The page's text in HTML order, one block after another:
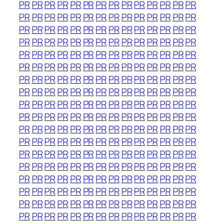
PRPRPRPRPR PRPRPRPRPRPRPR PRPR
PRPRPRPRPR PRPRPRPRPRPRPR PRPR
PRPRPRPRPR PRPRPRPRPRPRPR PRPR
PRPRPRPRPR PRPRPRPRPRPRPR PRPR
PRPRPRPRPR PRPRPRPRPRPRPR PRPR
PRPRPRPRPR PRPRPRPRPRPRPR PRPR
PRPRPRPRPR PRPRPRPRPRPRPR PRPR
PRPRPRPRPR PRPRPRPRPRPRPR PRPR
PRPRPRPRPR PRPRPRPRPRPRPR PRPR
PRPRPRPRPR PRPRPRPRPRPRPR PRPR
PRPRPRPRPR PRPRPRPRPRPRPR PRPR
PRPRPRPRPR PRPRPRPRPRPRPR PRPR
PRPRPRPRPR PRPRPRPRPRPRPR PRPR
PRPRPRPRPR PRPRPRPRPRPRPR PRPR
PRPRPRPRPR PRPRPRPRPRPRPR PRPR
PRPRPRPRPR PRPRPRPRPRPRPR PRPR
PRPRPRPRPR PRPRPRPRPRPRPR PRPR
PRPRPRPRPR PRPRPRPRPRPRPR PRPR